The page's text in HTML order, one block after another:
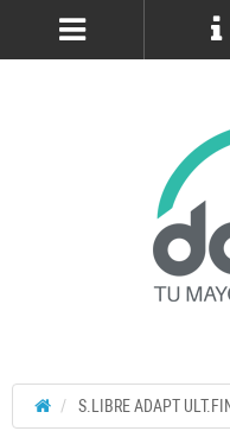
S.LIBRE ADAPT